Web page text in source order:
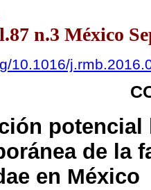
n.3 México
10.1016/
potencial
de la
en México